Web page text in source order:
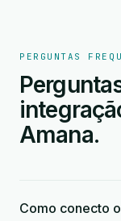
PERGUNTAS
Amana.
Como conecto